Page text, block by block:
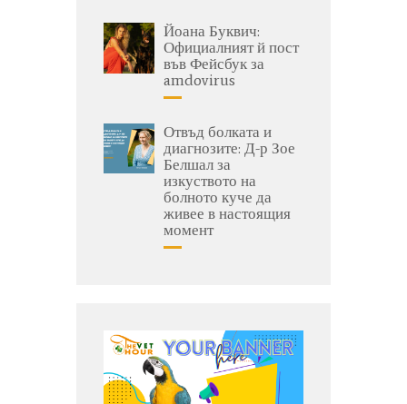
Йоана Буквич:
Официалният й пост
във Фейсбук за
amdovirus
Отвъд болката и
диагнозите: Д-р Зое
Белшал за
изкуството на
болното куче да
живее в настоящия
момент